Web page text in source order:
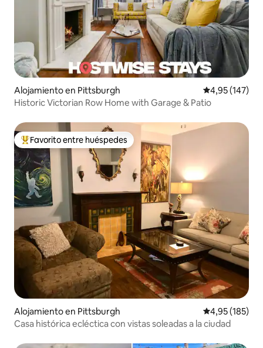
Alojamiento en Pittsburgh Calificación
4,95 (147)
Historic Victorian Row Home with Garage & Patio
Favorito entre los huéspedes más destacados
Favorito entre huéspedes
Alojamiento en Pittsburgh Calificación
4,95 (185)
Casa histórica ecléctica con vistas soleadas a la ciudad